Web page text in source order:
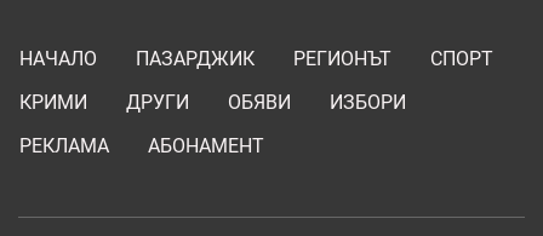
НАЧАЛО ПАЗАРДЖИК РЕГИОНЪТ
СПОРТ
КРИМИ
ДРУГИ ОБЯВИ
ИЗБОРИ
РЕКЛАМА
АБОНАМЕНТ